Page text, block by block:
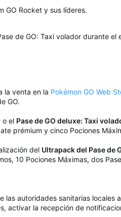
GO Rocket y sus líderes.
de GO: Taxi volador durante el
la venta en la Pokémon GO Web
GO.
o el Pase de GO deluxe: Taxi
prémium y cinco Pociones
del Ultrapack del Pase de
10 Pociones Máximas, dos
autoridades sanitarias locales
activar la recepción de